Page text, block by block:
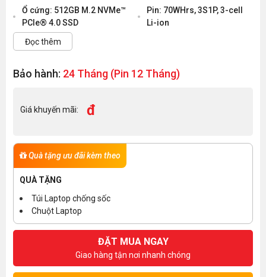
Ổ cứng: 512GB M.2 NVMe™
PCIe® 4.0 SSD
Pin: 70WHrs, 3S1P, 3-cell
Li-ion
Đọc thêm
Bảo hành: 24 Tháng (Pin 12 Tháng)
Giá khuyến mãi: đ
Quà tặng ưu đãi kèm theo
QUÀ TẶNG
Túi Laptop chống sốc
Chuột Laptop
ĐẶT MUA NGAY
Giao hàng tận nơi nhanh chóng